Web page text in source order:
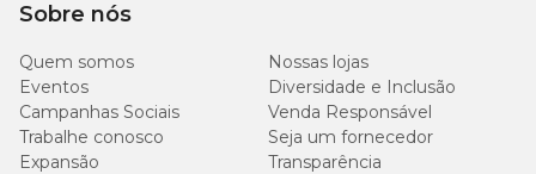
Sobre nós
Quem somos
Nossas lojas
Eventos
Diversidade e Inclusão
Campanhas Sociais
Venda Responsável
Trabalhe conosco
Seja um fornecedor
Expansão
Transparência